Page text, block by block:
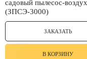
садовый пылесос-
(ЗПСЭ-3000)
ЗАКАЗАТЬ
В КОРЗИНУ